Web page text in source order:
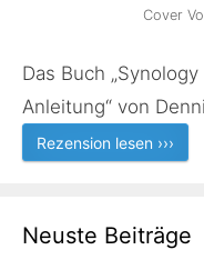
Cover
Das Buch
Anleitung“ von
Rezension lesen ›››
Neuste Beiträge